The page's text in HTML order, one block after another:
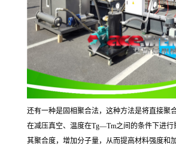
还有一种是固相聚合法，这种方法是将直接聚
在减压真空、温度在Tg—Tm之间的条件下进行
其聚合度，增加分子量，从而提高材料强度和